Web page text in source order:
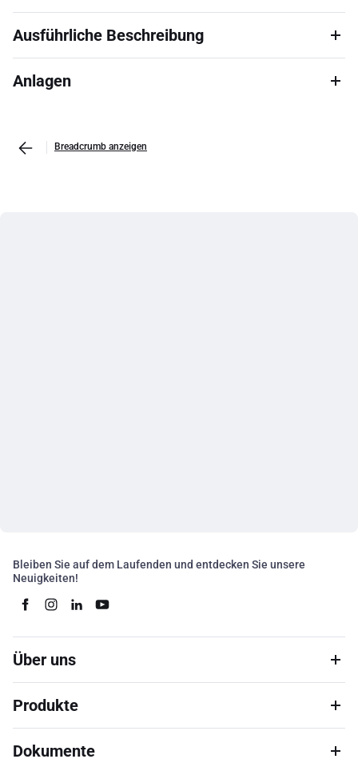
Ausführliche Beschreibung
Anlagen
Breadcrumb anzeigen
Bleiben Sie auf dem Laufenden und entdecken Sie unsere
Neuigkeiten!
Über uns
Produkte
Dokumente